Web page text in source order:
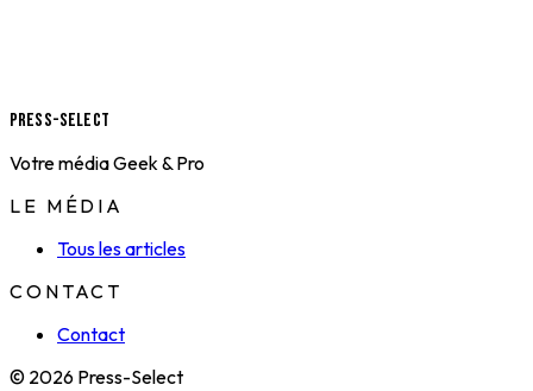
Press-Select
Votre média Geek & Pro
LE MÉDIA
Tous les articles
CONTACT
Contact
© 2026 Press-Select